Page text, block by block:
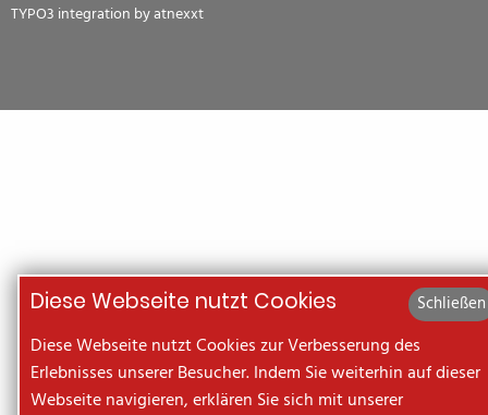
TYPO3 integration byatnexxt
Schließen
Diese Webseite nutzt Cookies
Diese Webseite nutzt Cookies zur Verbesserung des
Erlebnisses unserer Besucher. Indem Sie weiterhin auf dieser
Webseite navigieren, erklären Sie sich mit unserer